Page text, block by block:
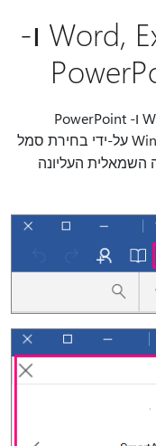
חיפוש עזרה ב- Word, Excel ו-
באפשרותך למצוא עזרה עבור Word, Excel ו- PowerPoint
במחשבי Tablet ובטלפונים של Windows 10 על-ידי בחירת סמל
השמאלית העליונה